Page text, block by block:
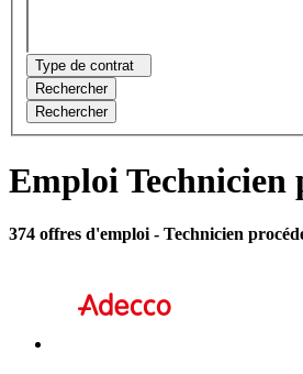
Type de contrat
Rechercher
Rechercher
Emploi Technicien
374 offres d'emploi - Technicien